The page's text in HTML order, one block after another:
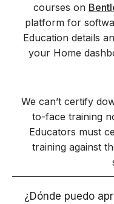
courses on
platform for
Education details
your Home
We can’t certify
to-face training
Educators must
training against
¿Dónde puedo